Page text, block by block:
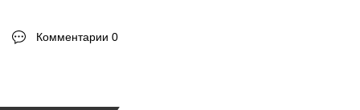
Комментарии 0